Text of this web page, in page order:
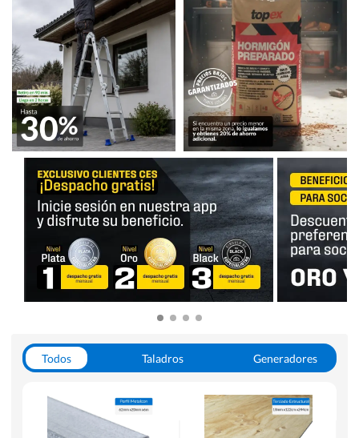
Todos Taladros
Generadores
Herramientas Manuales
Sierras Circulares